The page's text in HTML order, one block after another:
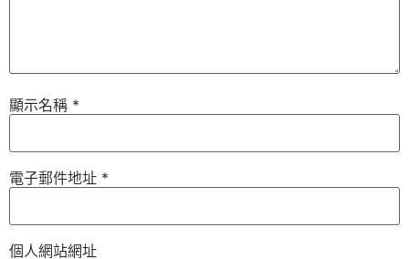
顯示名稱 *
電子郵件地址 *
個人網站網址